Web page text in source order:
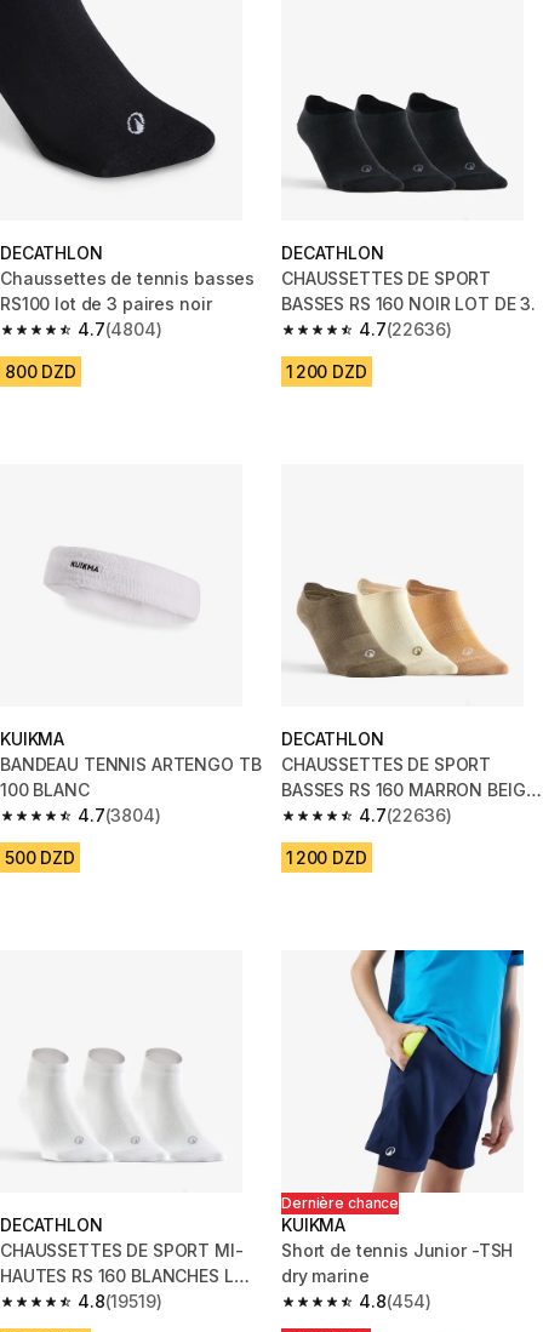
DECATHLON
Chaussettes de tennis basses
RS100 lot de 3 paires noir
4.7
4.7 out of 5 stars from 4804 reviews
(4804)
800 DZD
DECATHLON
CHAUSSETTES DE SPORT
BASSES RS 160 NOIR LOT DE 3.
4.7
4.7 out of 5 stars from 22636
(22636)
1 200 DZD
KUIKMA
BANDEAU TENNIS ARTENGO TB
100 BLANC
4.7
4.7 out of 5 stars from 3804 reviews
(3804)
500 DZD
DECATHLON
CHAUSSETTES DE SPORT
BASSES RS 160 MARRON BEIGE
LOT DE 3.4.7
4.7 out of 5 stars from 22636
(22636)
1 200 DZD
DECATHLON
CHAUSSETTES DE SPORT MI-
HAUTES RS 160 BLANCHES LOT
DE 3.
4.8
4.8 out of 5 stars from 19519 reviews
(19519)
Dernière chance
KUIKMA
Short de tennis Junior -TSH
dry marine
4.8
4.8 out of 5 stars from 454
(454)